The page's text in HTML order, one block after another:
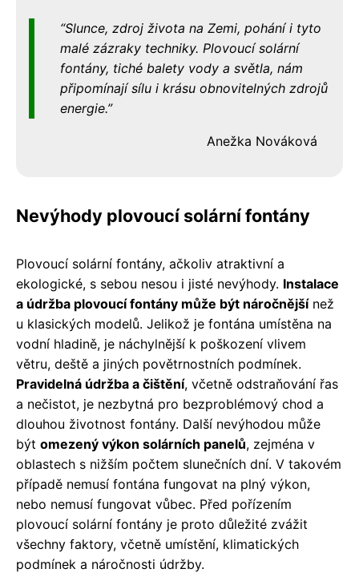
Slunce, zdroj života na Zemi, pohání i tyto
malé zázraky techniky. Plovoucí solární
fontány, tiché balety vody a světla, nám
připomínají sílu i krásu obnovitelných zdrojů
energie.
Anežka Nováková
Nevýhody plovoucí solární fontány
Plovoucí solární fontány, ačkoliv atraktivní a
ekologické, s sebou nesou i jisté nevýhody. Instalace
a údržba plovoucí fontány může být náročnějšínež
u klasických modelů. Jelikož je fontána umístěna na
vodní hladině, je náchylnější k poškození vlivem
větru, deště a jiných povětrnostních podmínek.
Pravidelná údržba a čištění, včetně odstraňování řas
a nečistot, je nezbytná pro bezproblémový chod a
dlouhou životnost fontány. Další nevýhodou může
být omezený výkon solárních panelů, zejména v
oblastech s nižším počtem slunečních dní. V takovém
případě nemusí fontána fungovat na plný výkon,
nebo nemusí fungovat vůbec. Před pořízením
plovoucí solární fontány je proto důležité zvážit
všechny faktory, včetně umístění, klimatických
podmínek a náročnosti údržby.